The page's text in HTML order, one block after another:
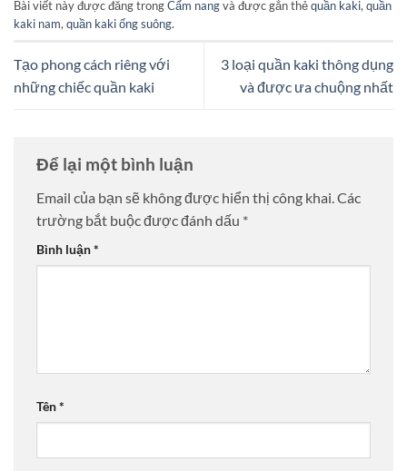
Bài viết này được đăng trongCẩm nangvà được gắn thẻquần kaki,quần
kaki nam,quần kaki ống suông.
Tạo phong cách riêng với
những chiếc quần kaki
3 loại quần kaki thông dụng
và được ưa chuộng nhất
Để lại một bình luận
Email của bạn sẽ không được hiển thị công khai.Các
trường bắt buộc được đánh dấu *
Bình luận*
Tên*